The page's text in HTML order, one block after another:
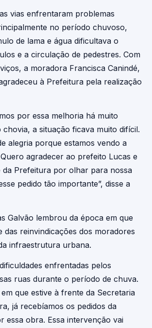
vias enfrentaram problemas
no período chuvoso,
de lama e água dificultava o
e a circulação de pedestres. Com
a moradora Francisca Canindé,
à Prefeitura pela realização
por essa melhoria há muito
chovia, a situação ficava muito difícil.
alegria porque estamos vendo a
agradecer ao prefeito Lucas e
da Prefeitura por olhar para nossa
pedido tão importante”, disse a
Galvão lembrou da época em que
das reinvindicações dos moradores
infraestrutura urbana.
enfrentadas pelos
ruas durante o período de chuva.
que estive à frente da Secretaria
já recebíamos os pedidos da
essa obra. Essa intervenção vai